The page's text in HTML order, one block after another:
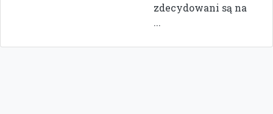
zdecydowani są na
...